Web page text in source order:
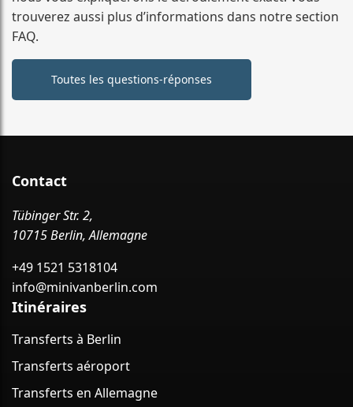
trouverez aussi plus d’informations dans notre section
FAQ.
Toutes les questions-réponses
Contact
Tübinger Str. 2,
10715 Berlin, Allemagne
+49 1521 5318104
info@minivanberlin.com
Itinéraires
Transferts à Berlin
Transferts aéroport
Transferts en Allemagne